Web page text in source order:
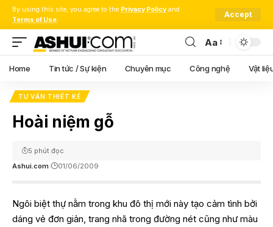
By using this site, you agree to the Privacy Policy and
Terms of Use.
Accept
Font
Resizer
Aa
Home Tin tức / Sự kiện Chuyên mục Công nghệ Vật
TƯ VẤN THIẾT KẾ
Hoài niệm gỗ
Ashui.com 01/06/2009
5 phút đọc
Ngôi biệt thự nằm trong khu đô thị mới này tạo cảm tình bởi
dáng vẻ đơn giản, trang nhã trong đường nét cũng như màu